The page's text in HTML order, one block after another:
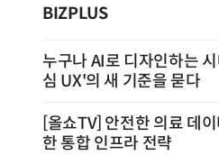
BIZPLUS
누구나 AI로 디자인하는
심 UX'의 새 기준을 묻다
[올쇼TV] 안전한 의료 데
한 통합 인프라 전략